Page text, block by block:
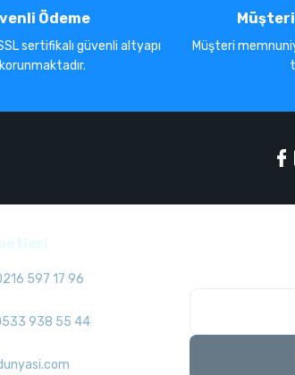
Ödeme
sertifikalı güvenli altyapı
Müşteri
597 17 96
938 55 44